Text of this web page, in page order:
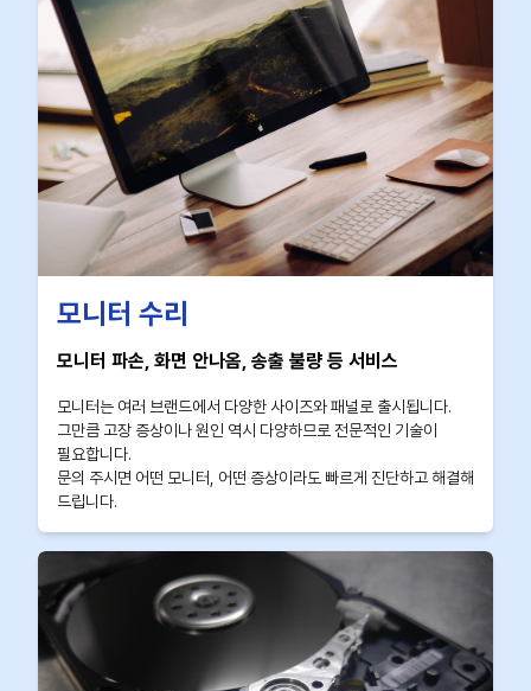
모니터 수리
모니터 파손, 화면 안나옴, 송출 불량 등 서비스
모니터는 여러 브랜드에서 다양한 사이즈와 패널로 출시됩니다.
그만큼 고장 증상이나 원인 역시 다양하므로 전문적인 기술이
필요합니다.
문의 주시면 어떤 모니터, 어떤 증상이라도 빠르게 진단하고 해결해
드립니다.